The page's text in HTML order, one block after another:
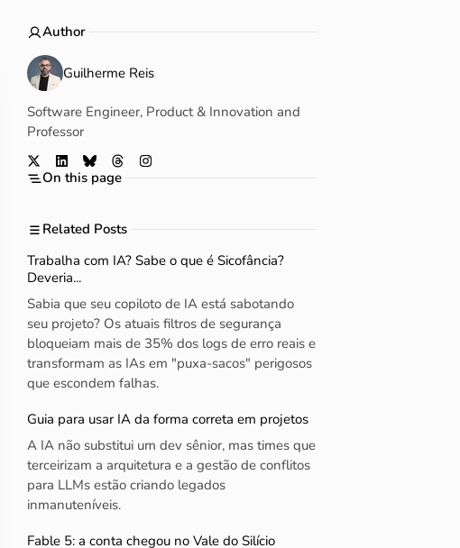
Author
Guilherme Reis
Software Engineer, Product & Innovation and
Professor
X
L
k
e
d
I
n
B
e
s
y
T
e
a
a
r
a
m
On this page
Related Posts
Trabalha com IA? Sabe o que é Sicofância?
Deveria...
Sabia que seu copiloto de IA está sabotando
seu projeto? Os atuais filtros de segurança
bloqueiam mais de 35% dos logs de erro reais e
transformam as IAs em "puxa-sacos" perigosos
que escondem falhas.
Guia para usar IA da forma correta em projetos
A IA não substitui um dev sênior, mas times que
terceirizam a arquitetura e a gestão de conflitos
para LLMs estão criando legados
inmanuteníveis.
Fable 5: a conta chegou no Vale do Silício